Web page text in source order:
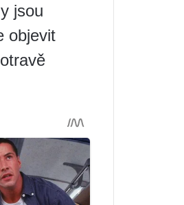
jsou
objevit